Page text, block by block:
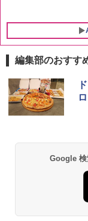
編集部のおすす
Google 検